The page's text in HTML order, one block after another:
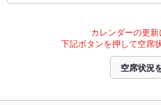
カレンダーの更新
下記ボタンを押して空席
空席状況